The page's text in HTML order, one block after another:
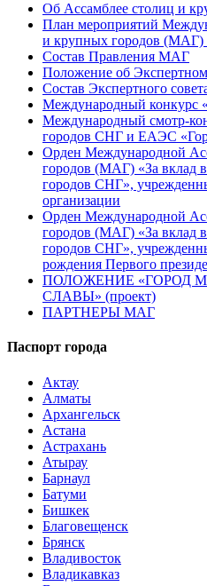
Об Ассамблее столиц и
План мероприятий
и крупных городов (МАГ)
Состав Правления МАГ
Положение об
Состав Экспертного
Международный конкурс
Международный смотр-
городов СНГ и ЕАЭС
Орден Международной
городов (МАГ) «За вклад
городов СНГ»,
организации
Орден Международной
городов (МАГ) «За вклад
городов СНГ»,
рождения Первого
ПОЛОЖЕНИЕ «ГОРОД
СЛАВЫ» (проект)
ПАРТНЕРЫ МАГ
Паспорт города
Актау
Алматы
Архангельск
Астана
Астрахань
Атырау
Барнаул
Батуми
Бишкек
Благовещенск
Брянск
Владивосток
Владикавказ